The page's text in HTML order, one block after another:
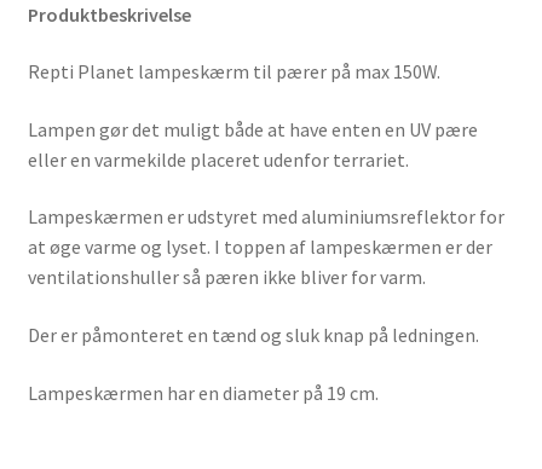
Produktbeskrivelse
Repti Planet lampeskærm til pærer på max 150W.
Lampen gør det muligt både at have enten en UV pære
eller en varmekilde placeret udenfor terrariet.
Lampeskærmen er udstyret med aluminiumsreflektor for
at øge varme og lyset. I toppen af lampeskærmen er der
ventilationshuller så pæren ikke bliver for varm.
Der er påmonteret en tænd og sluk knap på ledningen.
Lampeskærmen har en diameter på 19 cm.